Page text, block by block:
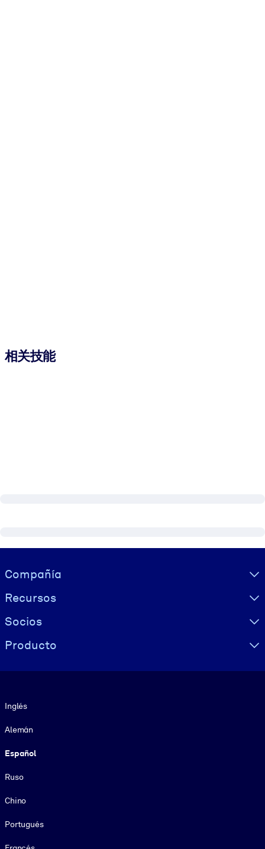
相关技能
Visually hidden Text
Compañía
Recursos
Socios
Producto
Inglés
Alemán
Español
Ruso
Chino
Portugués